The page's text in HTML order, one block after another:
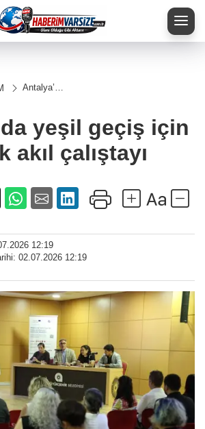
Antalya’da
çalıştayı
yeşil geçiş için
akıl çalıştayı
12:19
02.07.2026 12:19